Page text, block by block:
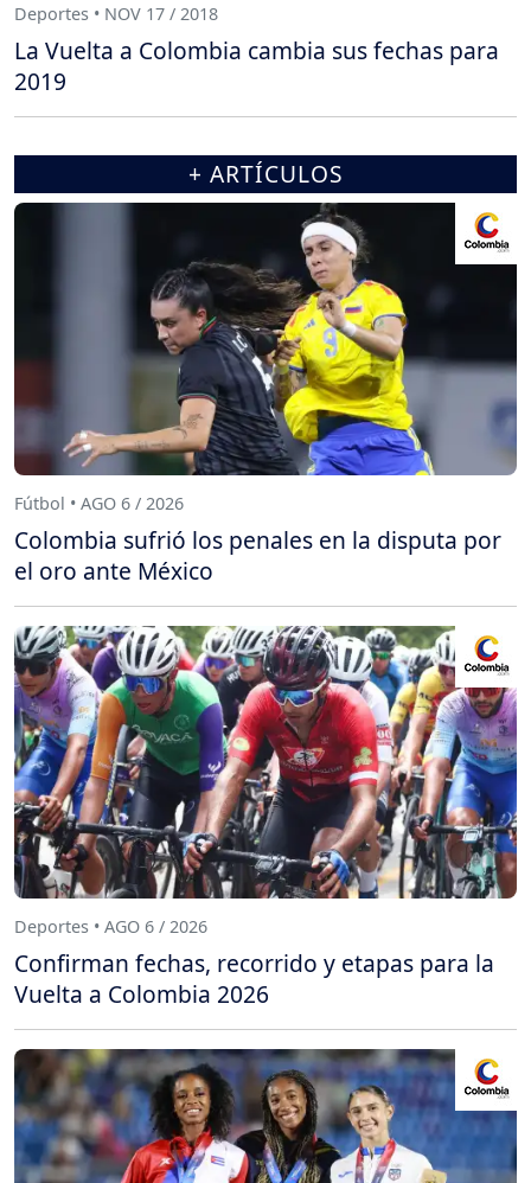
Deportes • NOV 17 / 2018
La Vuelta a Colombia cambia sus fechas para
2019
+ ARTÍCULOS
Fútbol • AGO 6 / 2026
Colombia sufrió los penales en la disputa por
el oro ante México
Deportes • AGO 6 / 2026
Confirman fechas, recorrido y etapas para la
Vuelta a Colombia 2026